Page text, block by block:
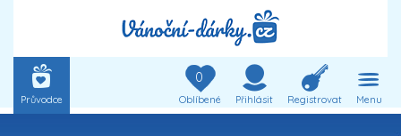
Průvodce
0
Oblíbené Přihlásit Registrovat Menu